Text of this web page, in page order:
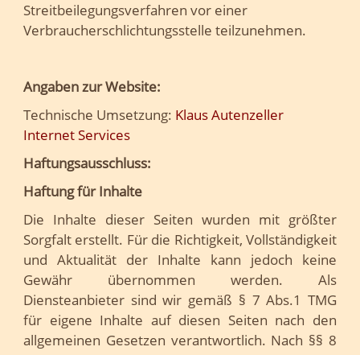
Streitbeilegungsverfahren vor einer
Verbraucherschlichtungsstelle teilzunehmen.
Angaben zur Website:
Technische Umsetzung: Klaus Autenzeller
Internet Services
Haftungsausschluss:
Haftung für Inhalte
Die Inhalte dieser Seiten wurden mit größter
Sorgfalt erstellt. Für die Richtigkeit, Vollständigkeit
und Aktualität der Inhalte kann jedoch keine
Gewähr übernommen werden. Als
Diensteanbieter sind wir gemäß § 7 Abs.1 TMG
für eigene Inhalte auf diesen Seiten nach den
allgemeinen Gesetzen verantwortlich. Nach §§ 8